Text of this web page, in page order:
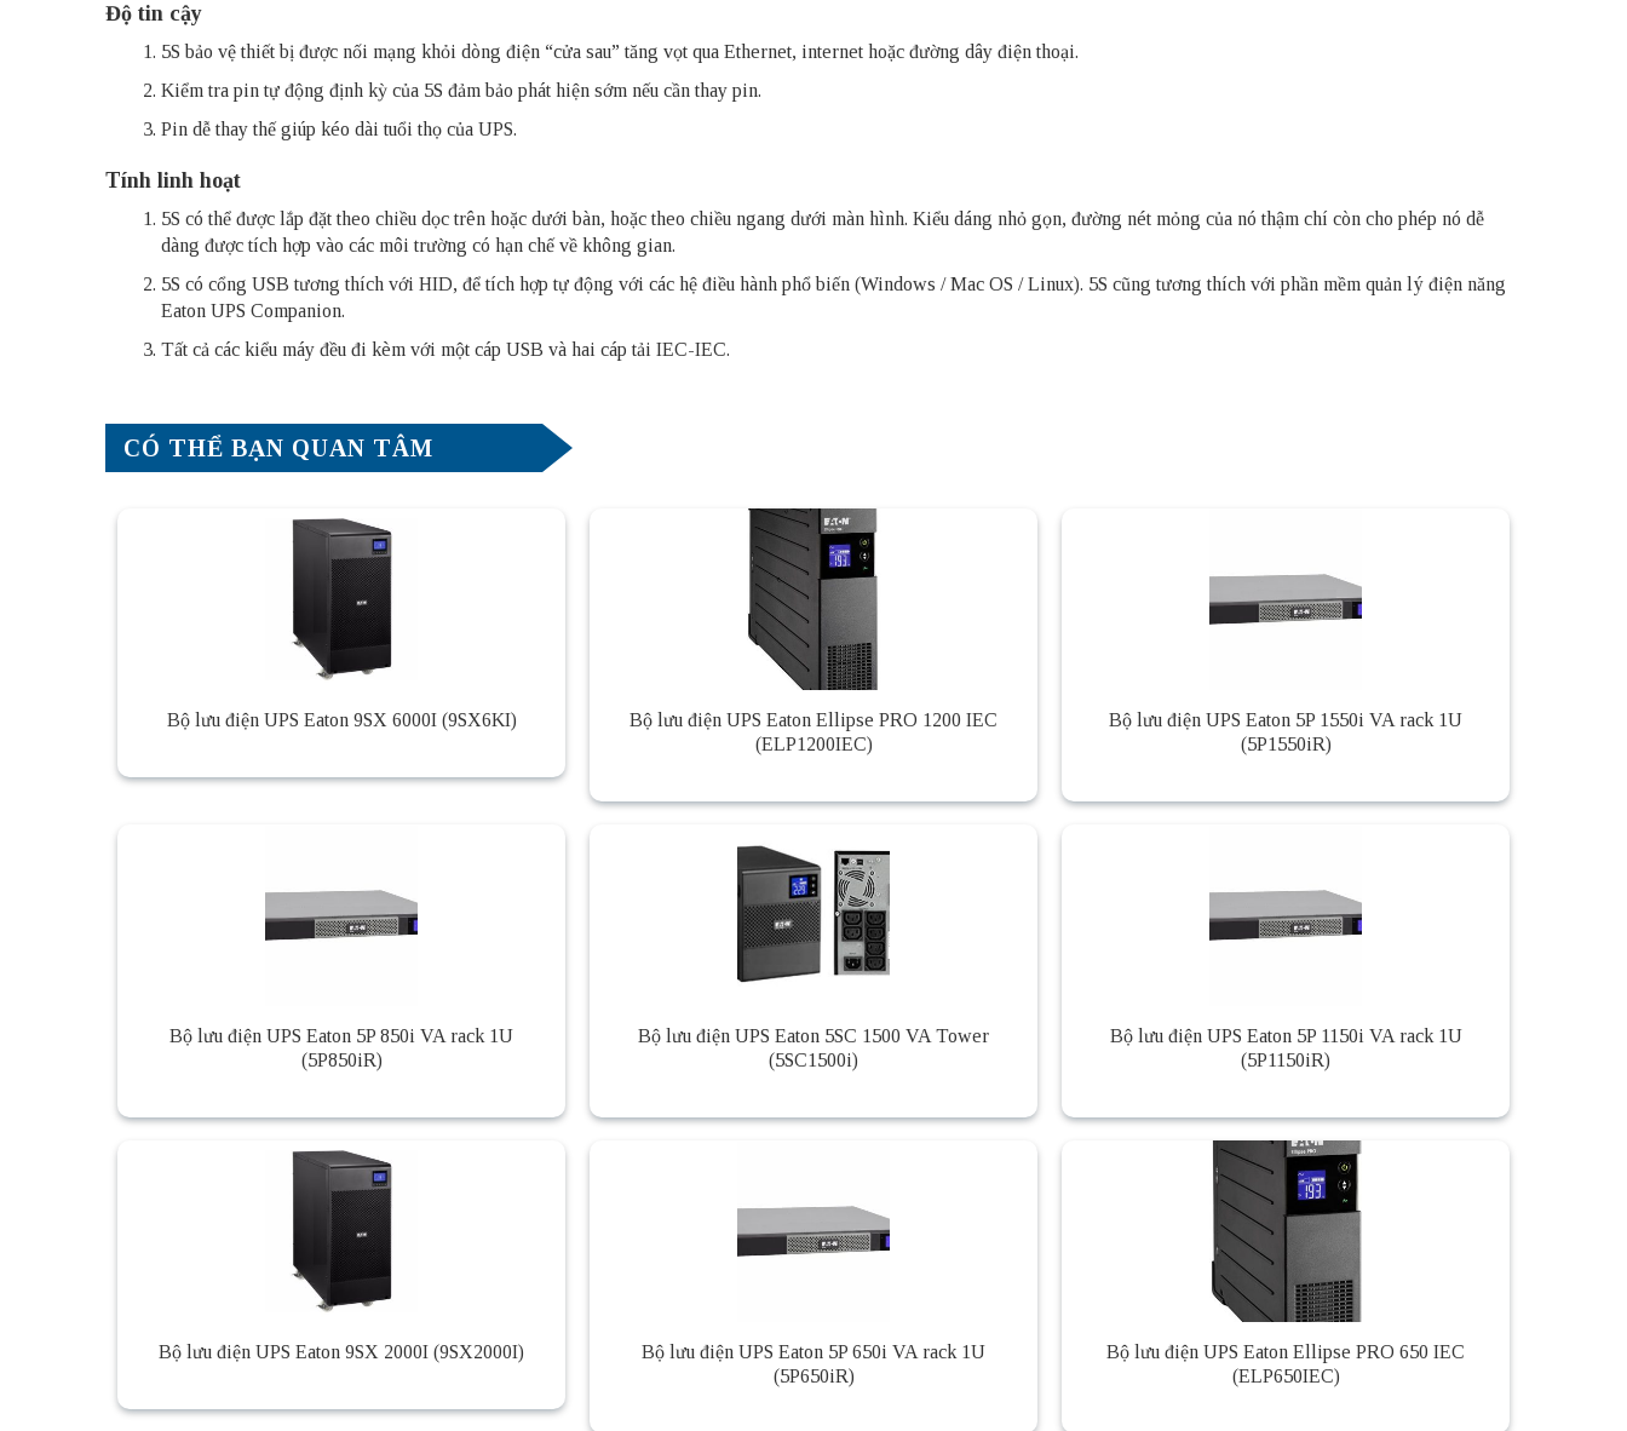
Độ tin cậy
5S bảo vệ thiết bị được nối mạng khỏi dòng điện “cửa sau” tăng vọt qua Ethernet, internet hoặc đường dây điện thoại.
Kiểm tra pin tự động định kỳ của 5S đảm bảo phát hiện sớm nếu cần thay pin.
Pin dễ thay thế giúp kéo dài tuổi thọ của UPS.
Tính linh hoạt
5S có thể được lắp đặt theo chiều dọc trên hoặc dưới bàn, hoặc theo chiều ngang dưới màn hình. Kiểu dáng nhỏ gọn, đường nét mỏng của nó thậm chí còn cho phép nó dễ
dàng được tích hợp vào các môi trường có hạn chế về không gian.
5S có cổng USB tương thích với HID, để tích hợp tự động với các hệ điều hành phổ biến (Windows / Mac OS / Linux). 5S cũng tương thích với phần mềm quản lý điện năng
Eaton UPS Companion.
Tất cả các kiểu máy đều đi kèm với một cáp USB và hai cáp tải IEC-IEC.
CÓ THỂ BẠN QUAN TÂM
Bộ lưu điện UPS Eaton 9SX 6000I (9SX6KI)
Bộ lưu điện UPS Eaton Ellipse PRO 1200 IEC
(ELP1200IEC)
Bộ lưu điện UPS Eaton 5P 1550i VA rack 1U
(5P1550iR)
Bộ lưu điện UPS Eaton 5P 850i VA rack 1U
(5P850iR)
Bộ lưu điện UPS Eaton 5SC 1500 VA Tower
(5SC1500i)
Bộ lưu điện UPS Eaton 5P 1150i VA rack 1U
(5P1150iR)
Bộ lưu điện UPS Eaton 9SX 2000I (9SX2000I)
Bộ lưu điện UPS Eaton 5P 650i VA rack 1U
(5P650iR)
Bộ lưu điện UPS Eaton Ellipse PRO 650 IEC
(ELP650IEC)